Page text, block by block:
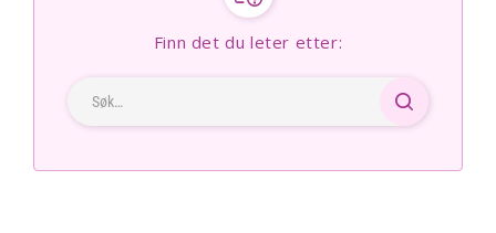
Finn det du leter etter: